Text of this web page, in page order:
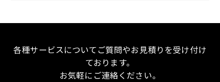
各種サービスについてご質問やお見積りを受け付け
ております。
お気軽にご連絡ください。